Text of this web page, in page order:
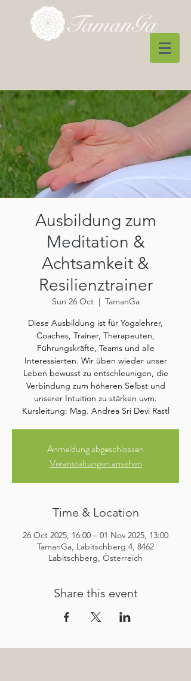
Ausbildung zum
Meditation &
Achtsamkeit &
Resilienztrainer
Sun 26 Oct
  |
TamanGa
Diese Ausbildung ist für Yogalehrer,
Coaches, Trainer, Therapeuten,
Führungskräfte, Teams und alle
Interessierten. Wir üben wieder unser
Leben bewusst zu entschleunigen, die
Verbindung zum höheren Selbst und
unserer Intuition zu stärken uvm.
Kursleitung: Mag. Andrea Sri Devi Rastl
Anmeldung abgeschlossen
Veranstaltungen ansehen
Time & Location
26 Oct 2025, 16:00 – 01 Nov 2025, 13:00
TamanGa, Labitschberg 4, 8462
Labitschberg, Österreich
Share this event